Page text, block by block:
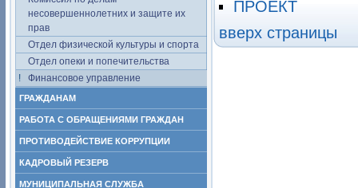
несовершеннолетних и защите их
прав
Отдел физической культуры и спорта
Отдел опеки и попечительства
Финансовое управление
ГРАЖДАНАМ
РАБОТА С ОБРАЩЕНИЯМИ ГРАЖДАН
ПРОТИВОДЕЙСТВИЕ КОРРУПЦИИ
КАДРОВЫЙ РЕЗЕРВ
МУНИЦИПАЛЬНАЯ СЛУЖБА
ПРОЕКТ
вверх страницы